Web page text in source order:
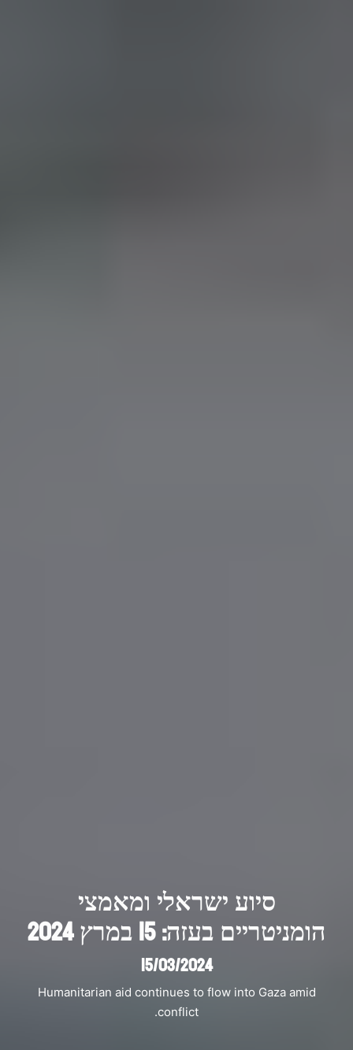
סיוע ישראלי ומאמצי
הומניטריים בעזה: 15 במרץ 2024
15/03/2024
Humanitarian aid continues to flow into Gaza amid
conflict.